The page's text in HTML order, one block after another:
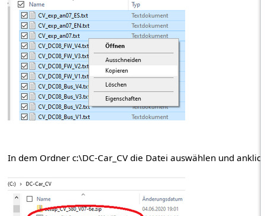
In dem Ordner c:\DC-Car_CV die Datei auswählen und